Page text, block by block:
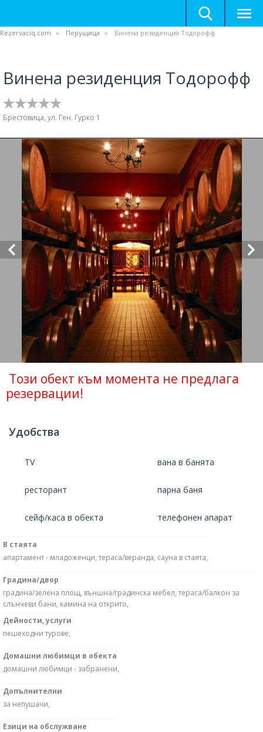
Rezervaciq.com Перущица Винена резиденция Тодорофф
Винена резиденция Тодорофф
Брестовица, ул. Ген. Гурко 1
Този обект към момента не предлага
резервации!
Удобства
TV вана в банята
ресторант парна баня
сейф/каса в обекта телефонен апарат
В стаята
апартамент - младоженци, тераса/веранда, сауна в стаята,
Градина/двор
градина/зелена площ, външна/градинска мебел, тераса/балкон за
слънчеви бани, камина на открито,
Дейности, услуги
пешеходни турове,
Домашни любимци в обекта
домашни любимци - забранени,
Допълнителни
за непушачи,
Езици на обслужване